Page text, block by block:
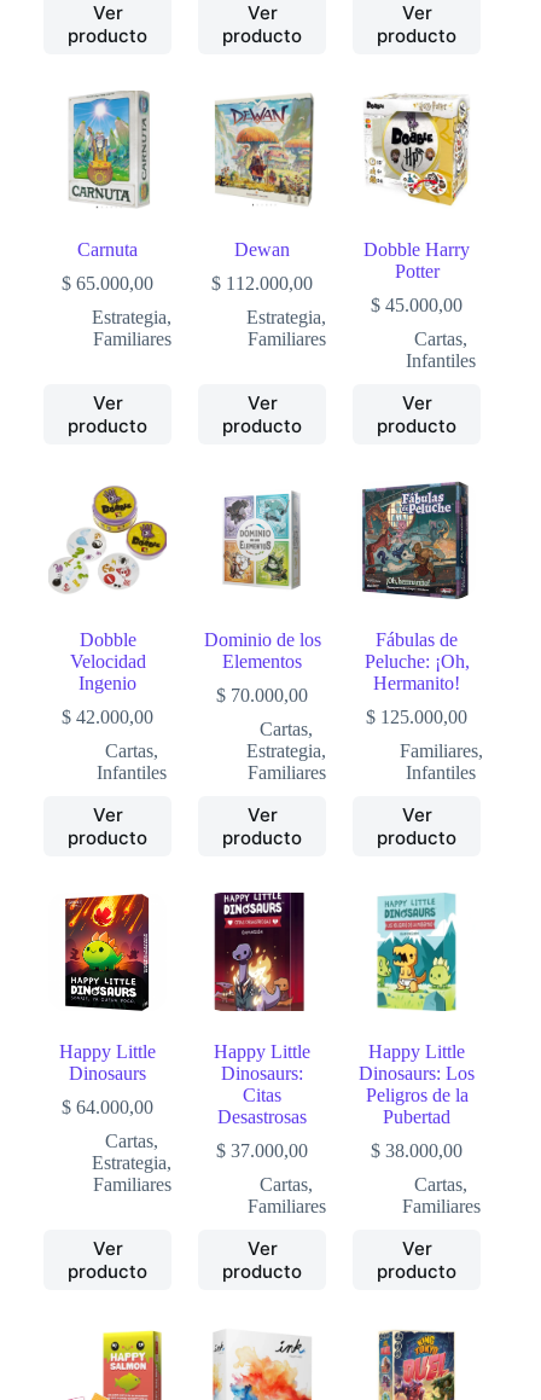
Ver
producto
Ver
producto
Ver
producto
Carnuta
$ 65.000,00
Estrategia,
Familiares
Ver
producto
Dewan
$ 112.000,00
Estrategia,
Familiares
Ver
producto
Dobble Harry
Potter
$ 45.000,00
Cartas,
Infantiles
Ver
producto
Dobble
Velocidad
Ingenio
$ 42.000,00
Cartas,
Infantiles
Ver
producto
Dominio de los
Elementos
$ 70.000,00
Cartas,
Estrategia,
Familiares
Ver
producto
Fábulas de
Peluche: ¡Oh,
Hermanito!
$ 125.000,00
Familiares,
Infantiles
Ver
producto
Happy Little
Dinosaurs
$ 64.000,00
Cartas,
Estrategia,
Familiares
Ver
producto
Happy Little
Dinosaurs:
Citas
Desastrosas
$ 37.000,00
Cartas,
Familiares
Ver
producto
Happy Little
Dinosaurs: Los
Peligros de la
Pubertad
$ 38.000,00
Cartas,
Familiares
Ver
producto